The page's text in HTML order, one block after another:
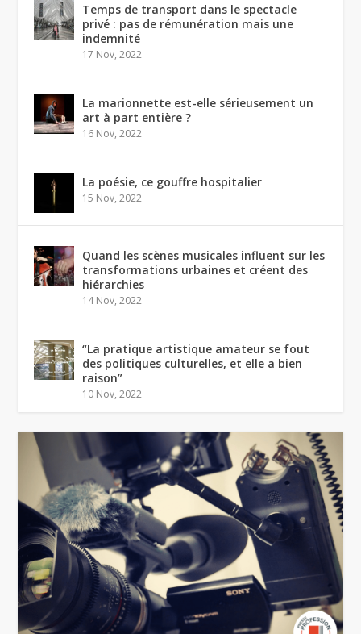
Temps de transport dans le spectacle
privé : pas de rémunération mais une
indemnité
17 Nov, 2022
La marionnette est-elle sérieusement un
art à part entière ?
16 Nov, 2022
La poésie, ce gouffre hospitalier
15 Nov, 2022
Quand les scènes musicales influent sur les
transformations urbaines et créent des
hiérarchies
14 Nov, 2022
“La pratique artistique amateur se fout
des politiques culturelles, et elle a bien
raison”
10 Nov, 2022